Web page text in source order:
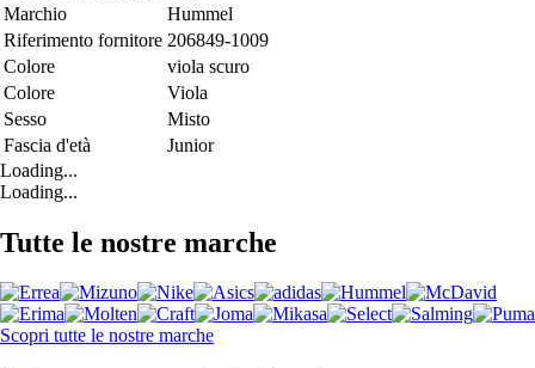
Marchio
Hummel
Riferimento fornitore 206849-1009
Colore
viola scuro
Colore
Viola
Sesso
Misto
Fascia d'età
Junior
Loading...
Loading...
Tutte le nostre marche
Scopri tutte le nostre marche